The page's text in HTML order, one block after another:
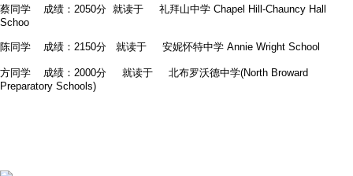
蔡同学 成绩：2050分 就读于 礼拜山中学 Chapel Hill-Chauncy Hall
Schoo
陈同学 成绩：2150分 就读于 安妮怀特中学 Annie Wright School
方同学 成绩：2000分 就读于 北布罗沃德中学(North Broward
Preparatory Schools)